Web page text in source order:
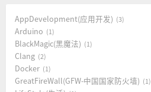
AppDevelopment(应用开发) 3
Arduino 1
BlackMagic(黑魔法) 1
Clang 2
Docker 1
GreatFireWall(GFW-中国国家防火墙) 1